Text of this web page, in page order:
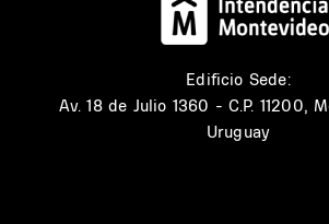
Edificio Sede:
Av. 18 de Julio 1360 - C.P. 11200,
Uruguay